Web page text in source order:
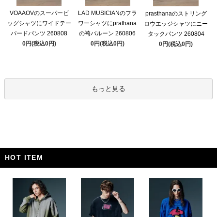
VOAAOVのスーパービ
ッグシャツにワイドテー
パードパンツ 260808
0円(税込0円)
LAD MUSICIANのフラ
ワーシャツにprathana
の袴バルーン 260806
0円(税込0円)
prasthanaのストリング
ロウエッジシャツにニー
タックパンツ 260804
0円(税込0円)
もっと見る
HOT ITEM